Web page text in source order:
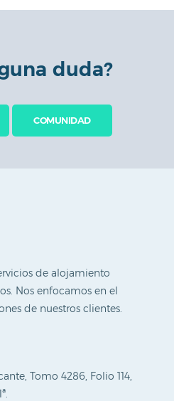
duda?
COMUNIDAD
de alojamiento
Nos enfocamos en el
de nuestros clientes.
Tomo 4286, Folio 114,